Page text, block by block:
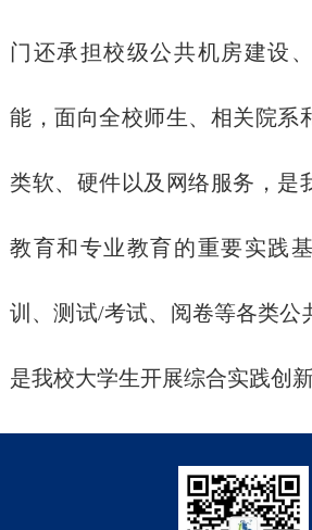
门还承担校级公共机房建设
能，面向全校师生、相关院系
类软、硬件以及网络服务，是
教育和专业教育的重要实践
训、测试/考试、阅卷等各类公
是我校大学生开展综合实践创